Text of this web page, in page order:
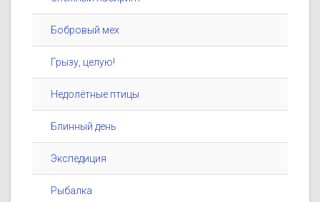
Бобровый мех
Грызу, целую!
Недолётные птицы
Блинный день
Экспедиция
Рыбалка